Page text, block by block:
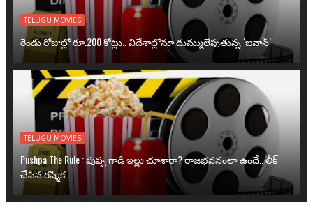
TELUGU MOVIES
రెండు రోజుల్లో రూ.200 కోట్లు.. విదేశాల్లోనూ దుమ్ములేపుతున్న ‘జవాన్’
TELUGU MOVIES
Pushpa The Rule : పుష్ప గాడి ఇల్లు చూశారా? రాజభవనంలా ఉందే.. లీక్
చేసిన రష్మిక